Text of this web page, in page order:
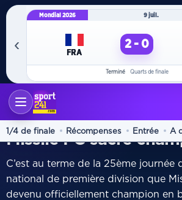
‹
Mondial 2026 9 juil.
FRA
2 - 0
Terminé Quarts de finale
1/4 de finale Récompenses Entrée A
ACCUEIL
NATIONAL FOOT
Missile FC sacré
C’est au terme de la 25ème journée
national de première division que
devenu officiellement champion en